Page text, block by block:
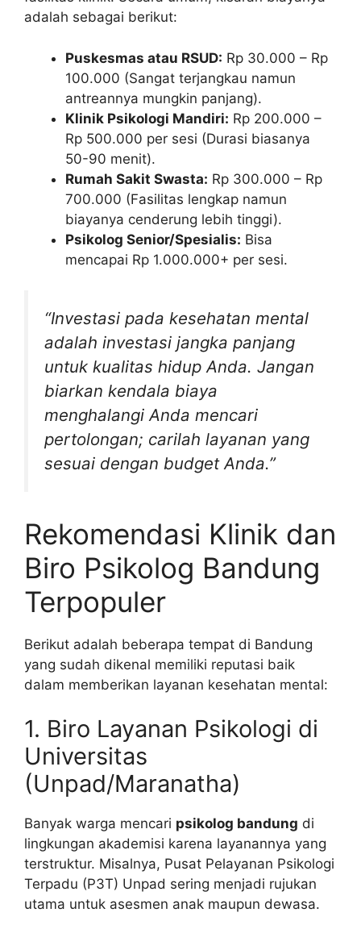
adalah sebagai berikut:
Puskesmas atau RSUD: Rp 30.000 – Rp
100.000 (Sangat terjangkau namun
antreannya mungkin panjang).
Klinik Psikologi Mandiri: Rp 200.000 –
Rp 500.000 per sesi (Durasi biasanya
50-90 menit).
Rumah Sakit Swasta: Rp 300.000 – Rp
700.000 (Fasilitas lengkap namun
biayanya cenderung lebih tinggi).
Psikolog Senior/Spesialis: Bisa
mencapai Rp 1.000.000+ per sesi.
“Investasi pada kesehatan mental
adalah investasi jangka panjang
untuk kualitas hidup Anda. Jangan
biarkan kendala biaya
menghalangi Anda mencari
pertolongan; carilah layanan yang
sesuai dengan budget Anda.”
Rekomendasi Klinik dan
Biro Psikolog Bandung
Terpopuler
Berikut adalah beberapa tempat di Bandung
yang sudah dikenal memiliki reputasi baik
dalam memberikan layanan kesehatan mental:
1. Biro Layanan Psikologi di
Universitas
(Unpad/Maranatha)
Banyak warga mencari psikolog bandung di
lingkungan akademisi karena layanannya yang
terstruktur. Misalnya, Pusat Pelayanan Psikologi
Terpadu (P3T) Unpad sering menjadi rujukan
utama untuk asesmen anak maupun dewasa.